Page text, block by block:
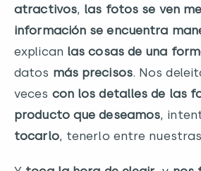
atractivos, las fotos se ven
información se encuentra
explican las cosas de una
datos más precisos. Nos
veces con los detalles de las
producto que deseamos,
tocarlo, tenerlo entre